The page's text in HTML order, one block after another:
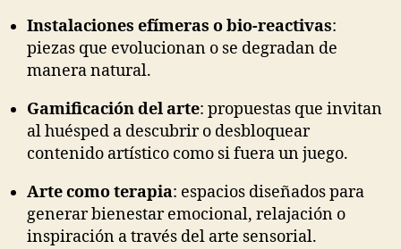
Instalaciones efímeras o bio-reactivas:
piezas que evolucionan o se degradan de
manera natural.
Gamificación del arte: propuestas que invitan
al huésped a descubrir o desbloquear
contenido artístico como si fuera un juego.
Arte como terapia: espacios diseñados para
generar bienestar emocional, relajación o
inspiración a través del arte sensorial.